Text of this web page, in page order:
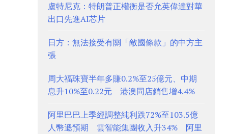
盧特尼克：特朗普正權衡是否允英偉達對華
出口先進AI芯片
日方：無法接受有關「敵國條款」的中方主
張
周大福珠寶半年多賺0.2%至25億元、中期
息升10%至0.22元 港澳同店銷售增4.4%
阿里巴巴上季經調整純利跌72%至103.5億
人幣遜預期 雲智能集團收入升34% 阿里